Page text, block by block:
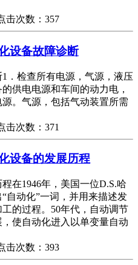
击次数：357
设备故障诊断
．检查所有电源，气源，液压
供电电源和车间的动力电，
。气源，包括气动装置所需
击次数：371
设备的发展历程
在1946年，美国一位D.S.哈
自动化”一词，并用来描述发
的过程。50年代，自动调节
使自动化进入以单变量自动
击次数：393